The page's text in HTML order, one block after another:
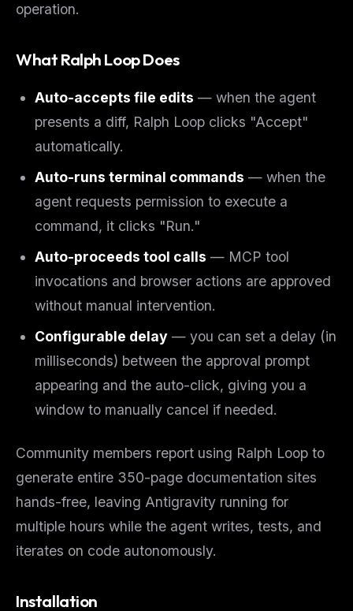
operation.
What Ralph Loop Does
Auto-accepts file edits — when the agent
presents a diff, Ralph Loop clicks "Accept"
automatically.
Auto-runs terminal commands — when the
agent requests permission to execute a
command, it clicks "Run."
Auto-proceeds tool calls — MCP tool
invocations and browser actions are approved
without manual intervention.
Configurable delay — you can set a delay (in
milliseconds) between the approval prompt
appearing and the auto-click, giving you a
window to manually cancel if needed.
Community members report using Ralph Loop to
generate entire 350-page documentation sites
hands-free, leaving Antigravity running for
multiple hours while the agent writes, tests, and
iterates on code autonomously.
Installation